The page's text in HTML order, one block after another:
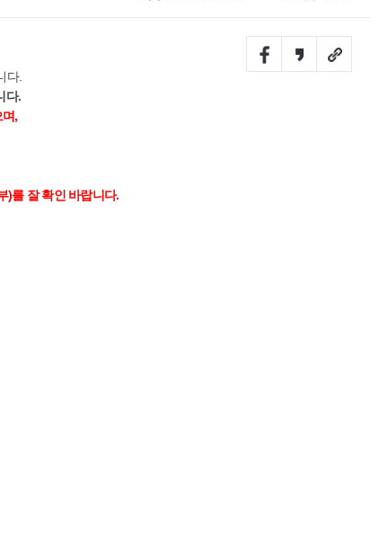
다.
다.
,
)를 잘 확인 바랍니다.
FacebookKakao
story
URL
Link